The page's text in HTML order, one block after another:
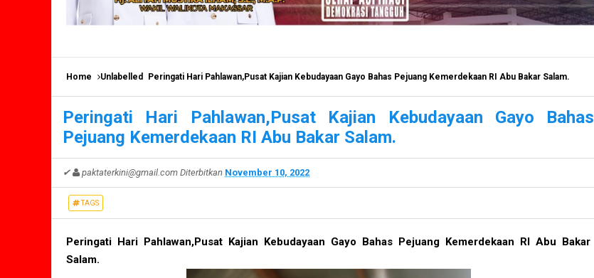
Home Unlabelled Peringati Hari Pahlawan,Pusat Kajian Kebudayaan Gayo Bahas Pejuang Kemerdekaan RI Abu Bakar Salam.
Peringati Hari Pahlawan,Pusat Kajian Kebudayaan Gayo Bahas
Pejuang Kemerdekaan RI Abu Bakar Salam.
✔ paktaterkini@gmail.com Diterbitkan November 10, 2022
TAGS
Peringati Hari Pahlawan,Pusat Kajian Kebudayaan Gayo Bahas Pejuang Kemerdekaan RI Abu Bakar
Salam.